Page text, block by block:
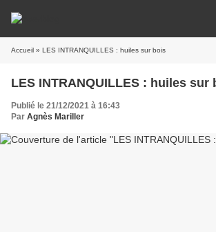
Accueil » LES INTRANQUILLES : huiles sur bois
LES INTRANQUILLES : huiles sur
Publié le 21/12/2021 à 16:43
Par Agnès Mariller